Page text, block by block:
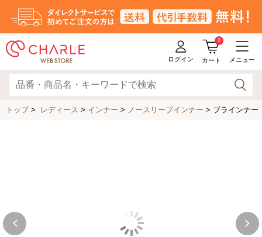
ログイン
0
カート メニュー
トップ> レディース > インナー > ノースリーブインナー > ブラインナー